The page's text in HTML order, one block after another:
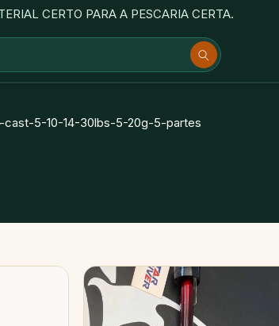
CERTO PARA A PESCARIA CERTA.
5-10-14-30lbs-5-20g-5-partes